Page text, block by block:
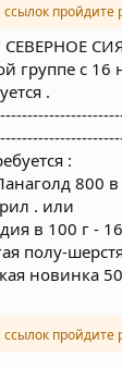
пройдите
группе с 16
.
:
800 в
. или
в 100 г -
полу-
новинка 50
пройдите